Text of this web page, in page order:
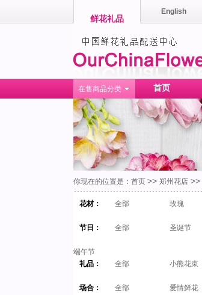
鲜花礼品
English
在售商品分类 首页
你现在的位置是： 首页 >> 郑州花店 >>
花材： 全部 玫瑰
节日： 全部 圣诞节
端午节
礼品：
全部 小熊花束
场合： 全部 爱情鲜花